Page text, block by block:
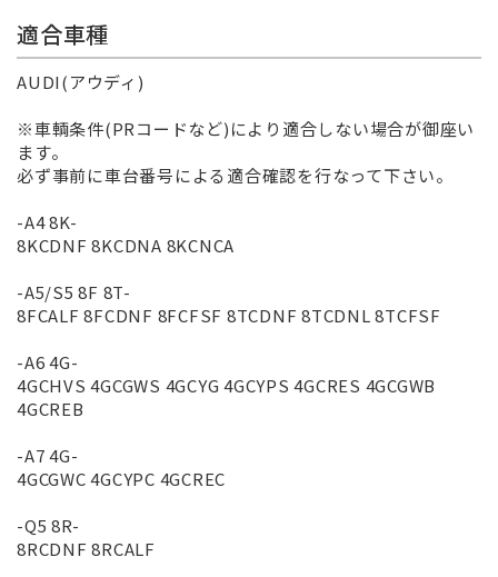
適合車種
AUDI(アウディ)
※車輌条件(PRコードなど)により適合しない場合が御座い
ます。
必ず事前に車台番号による適合確認を行なって下さい。
-A4 8K-
8KCDNF 8KCDNA 8KCNCA
-A5/S5 8F 8T-
8FCALF 8FCDNF 8FCFSF 8TCDNF 8TCDNL 8TCFSF
-A6 4G-
4GCHVS 4GCGWS 4GCYG 4GCYPS 4GCRES 4GCGWB
4GCREB
-A7 4G-
4GCGWC 4GCYPC 4GCREC
-Q5 8R-
8RCDNF 8RCALF